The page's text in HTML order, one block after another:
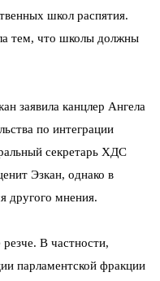
школ распятия.
тем, что школы должны
заявила канцлер Ангела
по интеграции
секретарь ХДС
Эзкан, однако в
другого мнения.
В частности,
парламентской фракции